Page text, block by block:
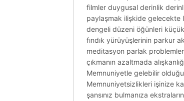
filmler duygusal derinlik
paylaşmak ilişkide gelecekte
dengeli düzeni öğünleri
fındık yürüyüşlerinin parkur
meditasyon parlak
çıkmanın azaltmada
Memnuniyetle gelebilir
Memnuniyetsizlikleri işinize
şansınız bulmanıza